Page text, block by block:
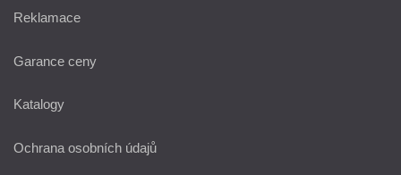
Reklamace
Garance ceny
Katalogy
Ochrana osobních údajů